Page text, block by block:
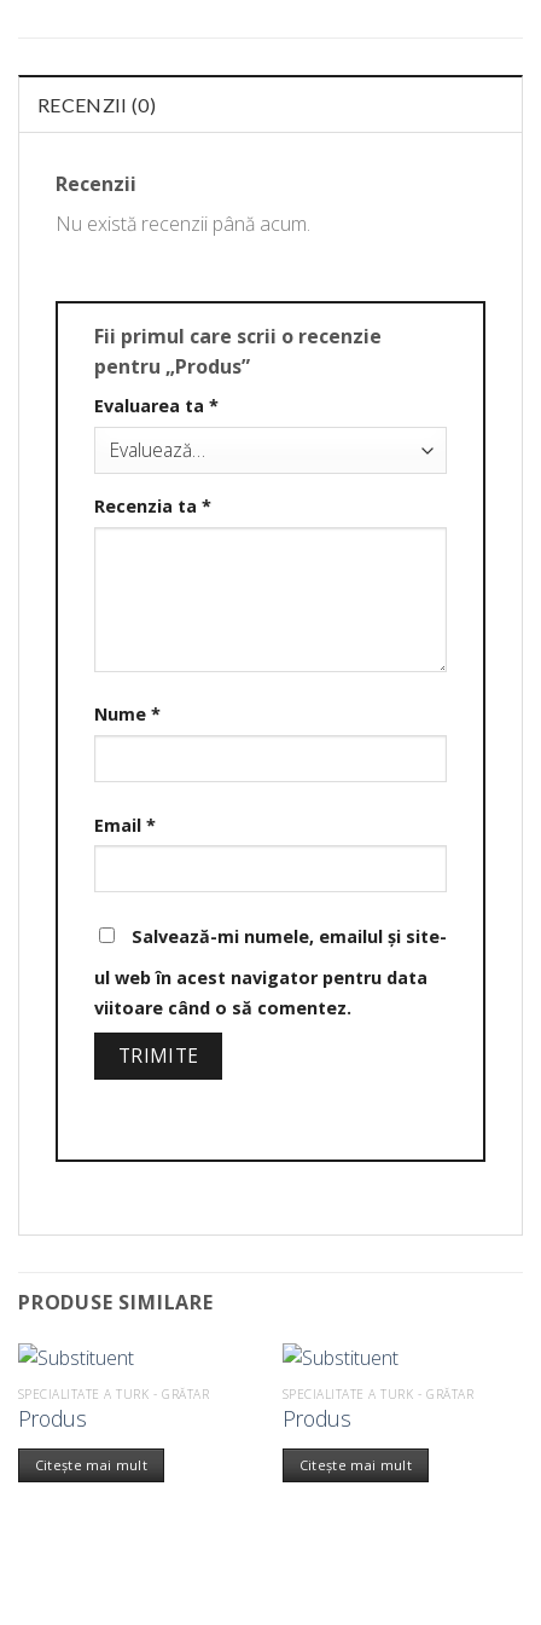
RECENZII (0)
Recenzii
Nu există recenzii până acum.
Fii primul care scrii o recenzie
pentru „Produs”
Evaluarea ta *
Recenzia ta *
Nume *
Email *
Salvează-mi numele, emailul și site-
ul web în acest navigator pentru data
viitoare când o să comentez.
PRODUSE SIMILARE
SPECIALITATE A TURK - GRĂTAR
Produs
Citește mai mult
SPECIALITATE A TURK - GRĂTAR
Produs
Citește mai mult